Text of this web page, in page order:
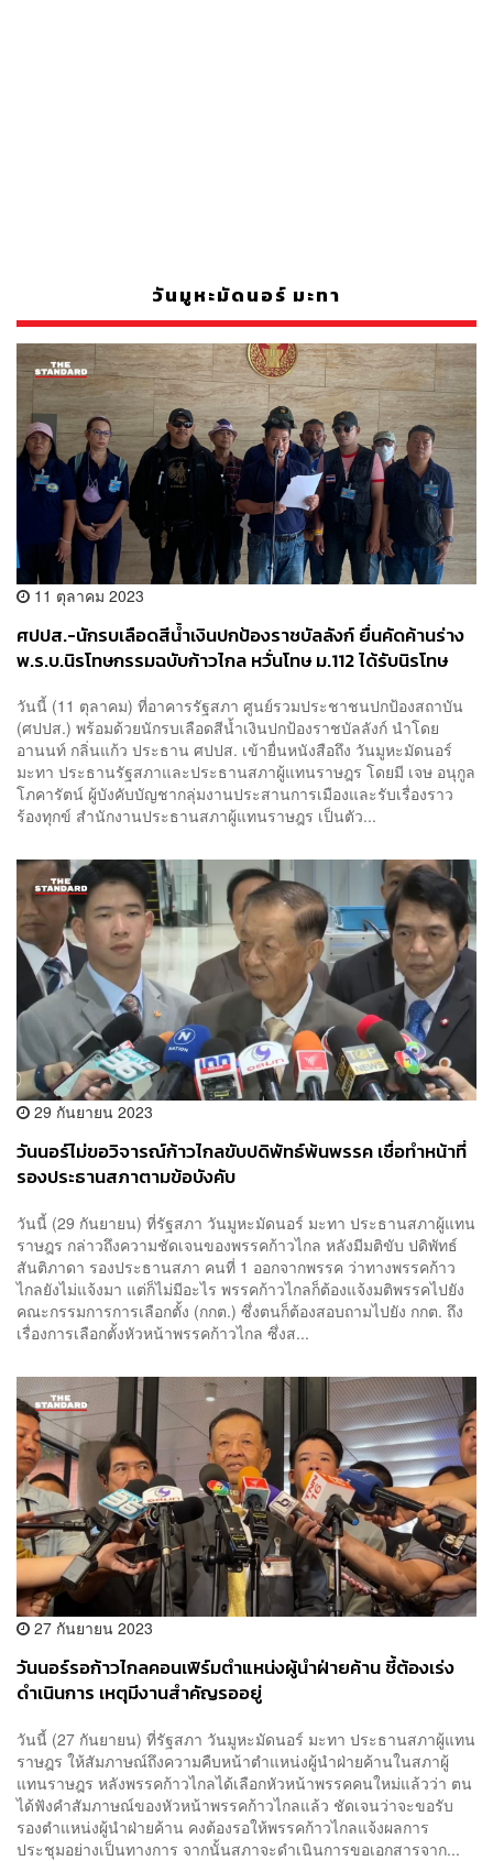
วันมูหะมัดนอร์ มะทา
11 ตุลาคม 2023
ศปปส.-นักรบเลือดสีน้ำเงินปกป้องราชบัลลังก์ ยื่นคัดค้านร่าง
พ.ร.บ.นิรโทษกรรมฉบับก้าวไกล หวั่นโทษ ม.112 ได้รับนิรโทษ
วันนี้ (11 ตุลาคม) ที่อาคารรัฐสภา ศูนย์รวมประชาชนปกป้องสถาบัน
(ศปปส.) พร้อมด้วยนักรบเลือดสีน้ำเงินปกป้องราชบัลลังก์ นำโดย
อานนท์ กลิ่นแก้ว ประธาน ศปปส. เข้ายื่นหนังสือถึง วันมูหะมัดนอร์
มะทา ประธานรัฐสภาและประธานสภาผู้แทนราษฎร โดยมี เจษ อนุกูล
โภคารัตน์ ผู้บังคับบัญชากลุ่มงานประสานการเมืองและรับเรื่องราว
ร้องทุกข์ สำนักงานประธานสภาผู้แทนราษฎร เป็นตัว...
29 กันยายน 2023
วันนอร์ไม่ขอวิจารณ์ก้าวไกลขับปดิพัทธ์พ้นพรรค เชื่อทำหน้าที่
รองประธานสภาตามข้อบังคับ
วันนี้ (29 กันยายน) ที่รัฐสภา วันมูหะมัดนอร์ มะทา ประธานสภาผู้แทน
ราษฎร กล่าวถึงความชัดเจนของพรรคก้าวไกล หลังมีมติขับ ปดิพัทธ์
สันติภาดา รองประธานสภา คนที่ 1 ออกจากพรรค ว่าทางพรรคก้าว
ไกลยังไม่แจ้งมา แต่ก็ไม่มีอะไร พรรคก้าวไกลก็ต้องแจ้งมติพรรคไปยัง
คณะกรรมการการเลือกตั้ง (กกต.) ซึ่งตนก็ต้องสอบถามไปยัง กกต. ถึง
เรื่องการเลือกตั้งหัวหน้าพรรคก้าวไกล ซึ่งส...
27 กันยายน 2023
วันนอร์รอก้าวไกลคอนเฟิร์มตำแหน่งผู้นำฝ่ายค้าน ชี้ต้องเร่ง
ดำเนินการ เหตุมีงานสำคัญรออยู่
วันนี้ (27 กันยายน) ที่รัฐสภา วันมูหะมัดนอร์ มะทา ประธานสภาผู้แทน
ราษฎร ให้สัมภาษณ์ถึงความคืบหน้าตำแหน่งผู้นำฝ่ายค้านในสภาผู้
แทนราษฎร หลังพรรคก้าวไกลได้เลือกหัวหน้าพรรคคนใหม่แล้วว่า ตน
ได้ฟังคำสัมภาษณ์ของหัวหน้าพรรคก้าวไกลแล้ว ชัดเจนว่าจะขอรับ
รองตำแหน่งผู้นำฝ่ายค้าน คงต้องรอให้พรรคก้าวไกลแจ้งผลการ
ประชุมอย่างเป็นทางการ จากนั้นสภาจะดำเนินการขอเอกสารจาก...